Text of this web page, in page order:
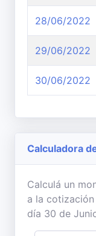
28/06/2022
29/06/2022
30/06/2022
Calculadora
Calculá un
a la
día 30 de